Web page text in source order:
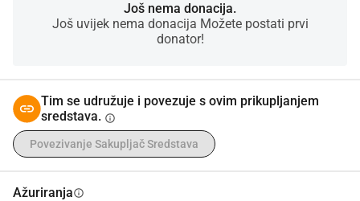
Još nema donacija.
Još uvijek nema donacija Možete postati prvi
donator!
Tim se udružuje i povezuje s ovim prikupljanjem
sredstava. info
Povezivanje Sakupljač Sredstava
Ažuriranjainfo